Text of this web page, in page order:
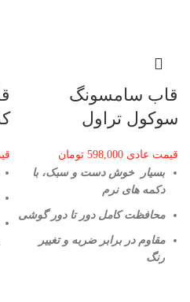
قاب سامسونگ
سوکول تراول
قیمت عادی 598,000 تومان
بسیار خوش دست و سبک، با
دکمه های نرم
محافظت کامل دور تا دور گوشی
مقاوم در برابر ضربه و تغییر
رنگ